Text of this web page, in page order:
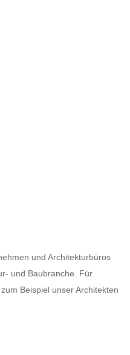
und Architekturbüros
und Baubranche. Für
Beispiel unser Architekten